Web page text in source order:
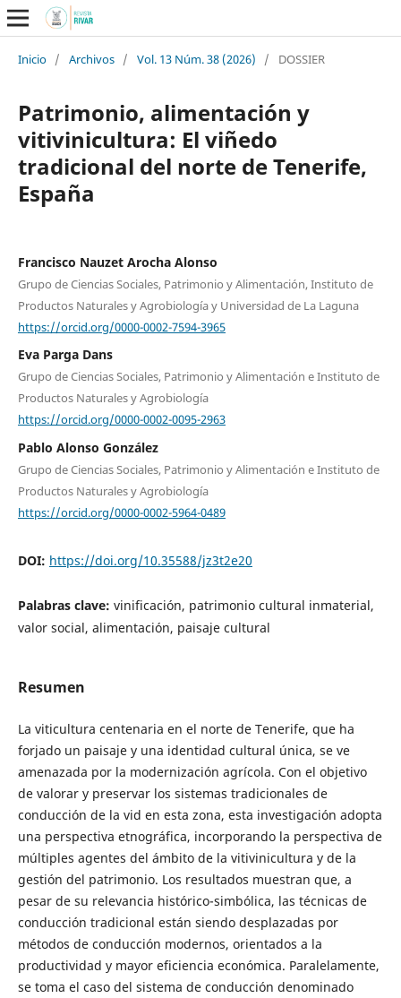
Inicio / Archivos / Vol. 13 Núm. 38 (2026) / DOSSIER
Patrimonio, alimentación y
vitivinicultura: El viñedo
tradicional del norte de Tenerife,
España
Francisco Nauzet Arocha Alonso
Grupo de Ciencias Sociales, Patrimonio y Alimentación, Instituto de
Productos Naturales y Agrobiología y Universidad de La Laguna
https://orcid.org/0000-0002-7594-3965
Eva Parga Dans
Grupo de Ciencias Sociales, Patrimonio y Alimentación e Instituto de
Productos Naturales y Agrobiología
https://orcid.org/0000-0002-0095-2963
Pablo Alonso González
Grupo de Ciencias Sociales, Patrimonio y Alimentación e Instituto de
Productos Naturales y Agrobiología
https://orcid.org/0000-0002-5964-0489
DOI: https://doi.org/10.35588/jz3t2e20
Palabras clave: vinificación, patrimonio cultural inmaterial,
valor social, alimentación, paisaje cultural
Resumen
La viticultura centenaria en el norte de Tenerife, que ha
forjado un paisaje y una identidad cultural única, se ve
amenazada por la modernización agrícola. Con el objetivo
de valorar y preservar los sistemas tradicionales de
conducción de la vid en esta zona, esta investigación adopta
una perspectiva etnográfica, incorporando la perspectiva de
múltiples agentes del ámbito de la vitivinicultura y de la
gestión del patrimonio. Los resultados muestran que, a
pesar de su relevancia histórico-simbólica, las técnicas de
conducción tradicional están siendo desplazadas por
métodos de conducción modernos, orientados a la
productividad y mayor eficiencia económica. Paralelamente,
se toma el caso del sistema de conducción denominado